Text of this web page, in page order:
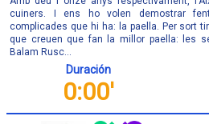
cuiners. I ens ho volen demostrar
complicades que hi ha: la paella. Per sort
que creuen que fan la millor paella: les
Balam Rusc...
Duración
0:00'